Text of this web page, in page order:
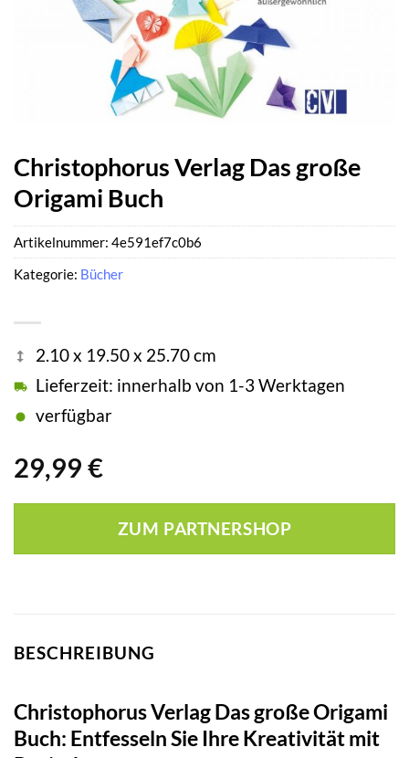
Christophorus Verlag Das große
Origami Buch
29,99 €
2.10 x 19.50 x 25.70 cm
Lieferzeit: innerhalb von 1-3 Werktagen
verfügbar
ZUM PARTNERSHOP
Artikelnummer: 4e591ef7c0b6
Kategorie: Bücher
BESCHREIBUNG
Christophorus Verlag Das große Origami
Buch: Entfesseln Sie Ihre Kreativität mit